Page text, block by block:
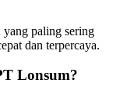
yang paling sering
dan terpercaya.
Lonsum?